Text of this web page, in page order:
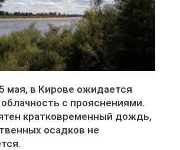
мая, в Кирове ожидается
с прояснениями.
кратковременный дождь,
осадков не